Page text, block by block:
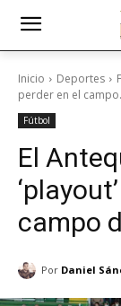
Inicio Deportes
perder en el
Fútbol
El
campo
Por Daniel